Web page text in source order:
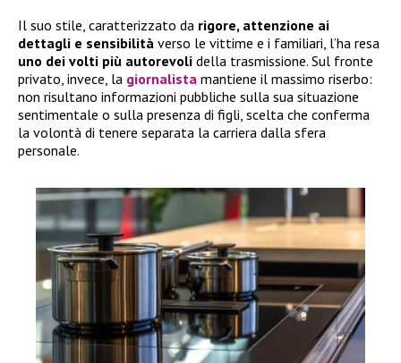
Il suo stile, caratterizzato da rigore, attenzione ai
dettagli e sensibilità verso le vittime e i familiari, l’ha resa
uno dei volti più autorevoli della trasmissione. Sul fronte
privato, invece, la giornalista mantiene il massimo riserbo:
non risultano informazioni pubbliche sulla sua situazione
sentimentale o sulla presenza di figli, scelta che conferma
la volontà di tenere separata la carriera dalla sfera
personale.